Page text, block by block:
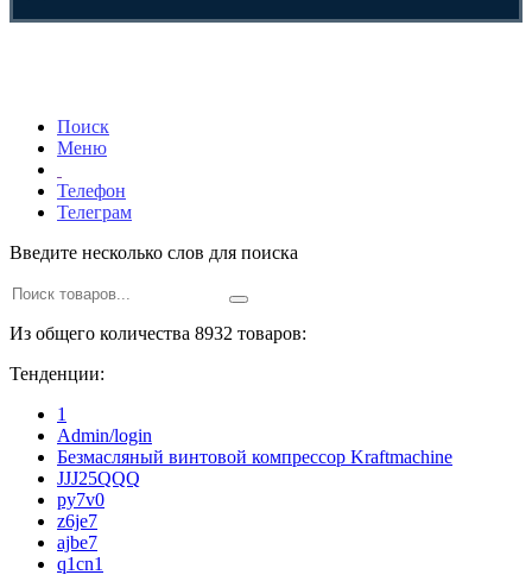
Поиск
Меню
Телефон
Телеграм
Введите несколько слов для поиска
Из общего количества 8932 товаров:
Тенденции:
1
Admin/login
Безмасляный винтовой компрессор Kraftmaсhine
JJJ25QQQ
py7v0
z6je7
ajbe7
q1cn1